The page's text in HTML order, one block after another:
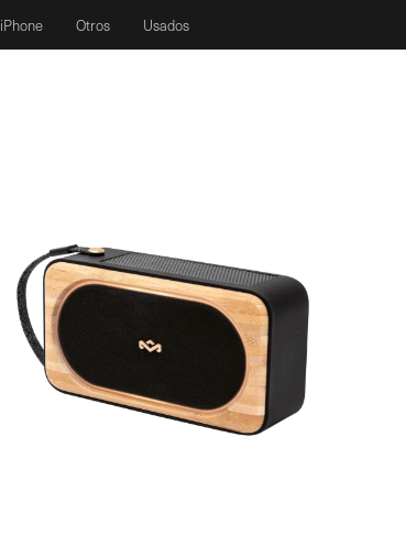
iPhone Otros Usados